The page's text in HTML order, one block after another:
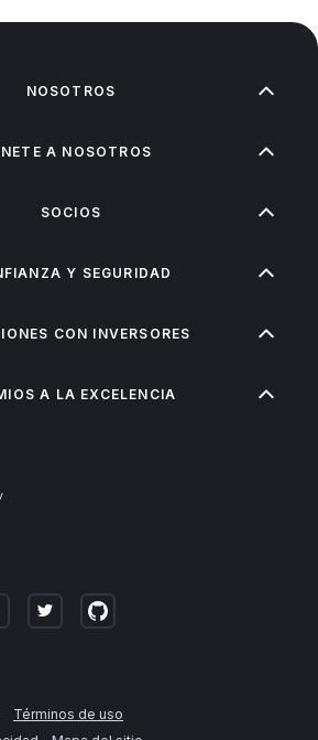
NOSOTROS
A NOSOTROS
SOCIOS
Y SEGURIDAD
CON INVERSORES
A LA EXCELENCIA
Términos de uso